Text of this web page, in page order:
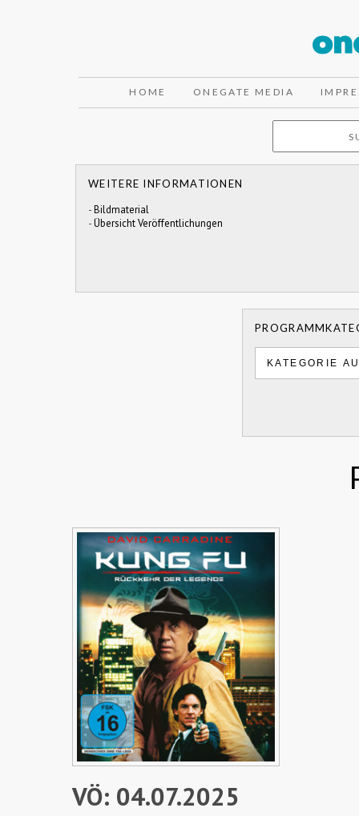
HOME ONEGATE MEDIA
WEITERE INFORMATIONEN
-Bildmaterial
-Übersicht Veröffentlichungen
VÖ: 04.07.2025